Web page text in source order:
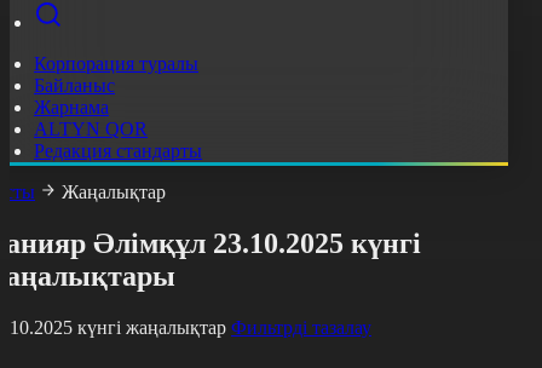
Корпорация туралы
Байланыс
Жарнама
ALTYN QOR
Редакция стандарты
Жаңалықтар
Әлімқұл 23.10.2025 күнгі
күнгі жаңалықтар Фильтрді тазалау